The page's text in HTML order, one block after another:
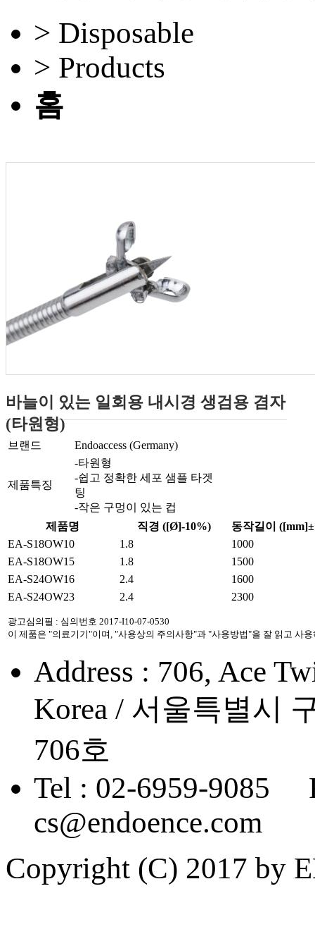
> Disposable
> Products
홈
바늘이 있는 일회용 내시경 생검용 겸자
(타원형)
브랜드 Endoaccess (Germany)
제품특징
-타원형
-쉽고 정확한 세포 샘플 타겟
팅
-작은 구멍이 있는 컵
제품명
직경 ([Ø]-10%)
동작길이
EA-S18OW10
1.8
1000
EA-S18OW15
1.8
1500
EA-S24OW16
2.4
1600
EA-S24OW23
2.4 2300
광고심의필 : 심의번호 2017-I10-07-0530
이 제품은 "의료기기"이며, "사용상의 주의사항"과 "사용방법"을 잘 읽고 사
Address : 706, Ace
Korea / 서울특별시
706호
Tel : 02-6959-9085
cs@endoence.com
Copyright (C) 2017 by